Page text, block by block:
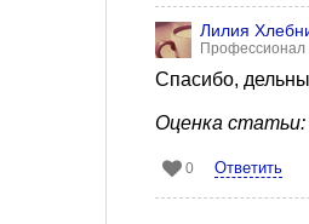
Лилия
Профессионал
Спасибо,
Оценка статьи:
0 Ответить